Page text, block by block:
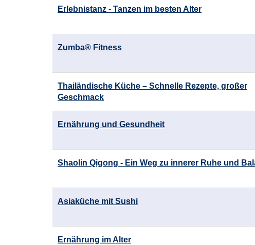
Erlebnistanz - Tanzen im besten Alter
Zumba® Fitness
Thailändische Küche – Schnelle Rezepte, großer
Geschmack
Ernährung und Gesundheit
Shaolin Qigong - Ein Weg zu innerer Ruhe und
Asiaküche mit Sushi
Ernährung im Alter